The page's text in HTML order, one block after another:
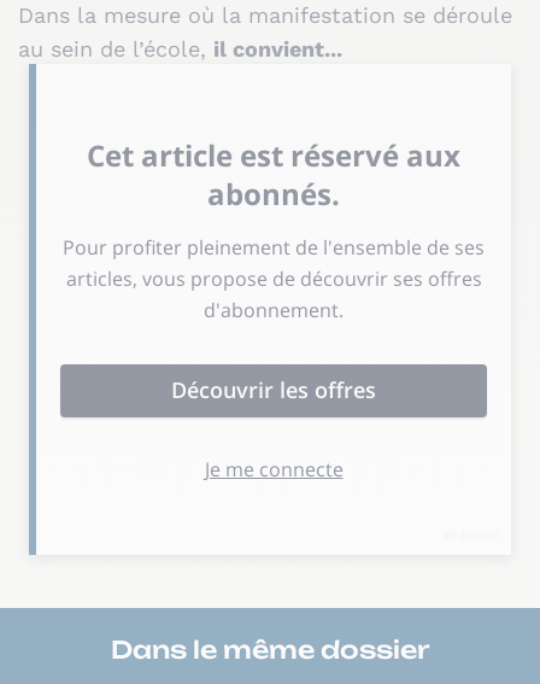
Dans la mesure où la manifestation se déroule
au sein de l’école, il convient...
Dans le même dossier